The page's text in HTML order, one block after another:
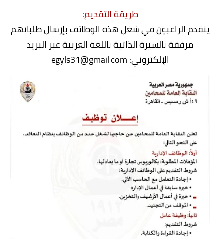
طريقة التقديم:
يتقدم الراغبون في شغل هذه الوظائف بإرسال طلباتهم
مرفقة بالسيرة الذاتية باللغة العربية عبر البريد
الإلكتروني: egyls31@gmail.com